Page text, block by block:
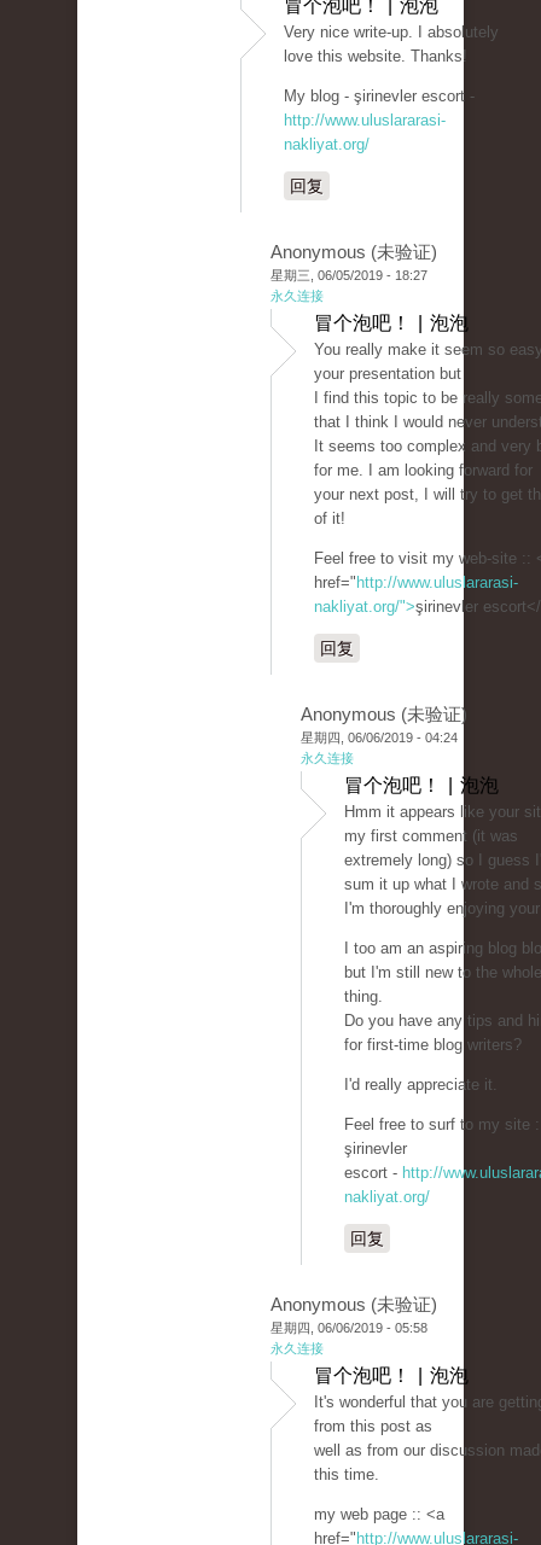
冒个泡吧！ | 泡泡
Very nice write-up. I absolutely
love this website. Thanks!
My blog - şirinevler escort -
http://www.uluslararasi-
nakliyat.org/
回复
Anonymous (未验证)
星期三, 06/05/2019 - 18:27
永久连接
冒个泡吧！ | 泡泡
You really make it seem so
your presentation but
I find this topic to be really
that I think I would never
It seems too complex and very
for me. I am looking forward for
your next post, I will try to get
of it!
Feel free to visit my web-site ::
href=" http://www.uluslararasi-
nakliyat.org/">şirinevler
回复
Anonymous (未验证)
星期四, 06/06/2019 - 04:24
永久连接
冒个泡吧！ | 泡泡
Hmm it appears like your
my first comment (it was
extremely long) so I guess
sum it up what I wrote and
I'm thoroughly enjoying
I too am an aspiring blog
but I'm still new to the whole
thing.
Do you have any tips and
for first-time blog writers?
I'd really appreciate it.
Feel free to surf to my site
şirinevler
escort - http://
nakliyat.org/
回复
Anonymous (未验证)
星期四, 06/06/2019 - 05:58
永久连接
冒个泡吧！ | 泡泡
It's wonderful that you are
from this post as
well as from our discussion
this time.
my web page :: <a
href=" http://www.uluslararasi-